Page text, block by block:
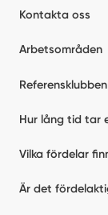
Kontakta oss
Arbetsområden
Referensklubben
Hur lång tid tar
Vilka fördelar
Är det